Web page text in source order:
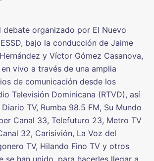
debate organizado por El Nuevo
bajo la conducción de Jaime
y Víctor Gómez Casanova,
vivo a través de una amplia
de comunicación desde los
Televisión Dominicana (RTVD), así
TV, Rumba 98.5 FM, Su Mundo
Canal 33, Telefuturo 23, Metro TV
32, Carisivión, La Voz del
TV, Hilando Fino TV y otros
se han unido, para hacerles llegar a